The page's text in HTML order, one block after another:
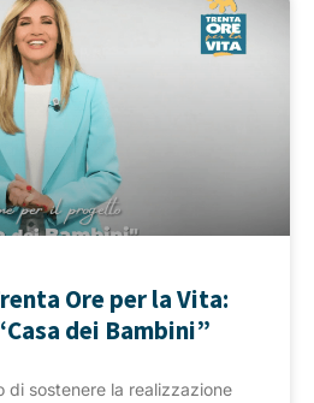
Ore per la Vita:
dei Bambini”
di sostenere la realizzazione